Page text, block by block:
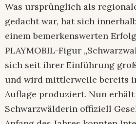
Was ursprünglich als
gedacht war, hat sich
einem bemerkenswerten
PLAYMOBIL-Figur
sich seit ihrer Einführung
und wird mittlerweile bereits
Auflage produziert. Nun
Schwarzwälderin offiziell